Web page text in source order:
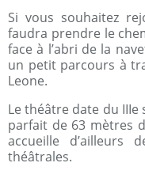
Si vous souhaitez
faudra prendre le
face à l’abri de la
un petit parcours à
Leone.
Le théâtre date du IIIe
parfait de 63 mètres
accueille d’ailleurs
théâtrales.